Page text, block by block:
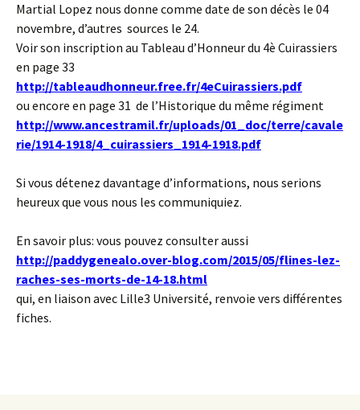
Martial Lopez nous donne comme date de son décès le 04
novembre, d’autres sources le 24.
Voir son inscription au Tableau d’Honneur du 4è Cuirassiers
en page 33
http://tableaudhonneur.free.fr/4eCuirassiers.pdf
ou encore en page 31 de l’Historique du même régiment
http://www.ancestramil.fr/uploads/01_doc/terre/cavale
rie/1914-1918/4_cuirassiers_1914-1918.pdf
Si vous détenez davantage d’informations, nous serions
heureux que vous nous les communiquiez.
En savoir plus: vous pouvez consulter aussi
http://paddygenealo.over-blog.com/2015/05/flines-lez-
raches-ses-morts-de-14-18.html
qui, en liaison avec Lille3 Université, renvoie vers différentes
fiches.